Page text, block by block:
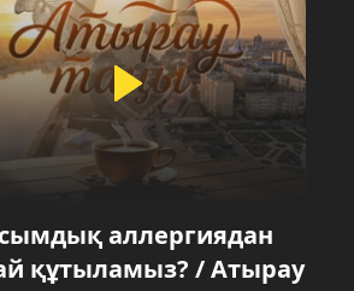
аллергиядан
құтыламыз? / Атырау